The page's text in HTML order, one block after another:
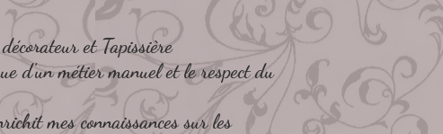
et Tapissière
d'un métier manuel et le respect du
mes connaissances sur les